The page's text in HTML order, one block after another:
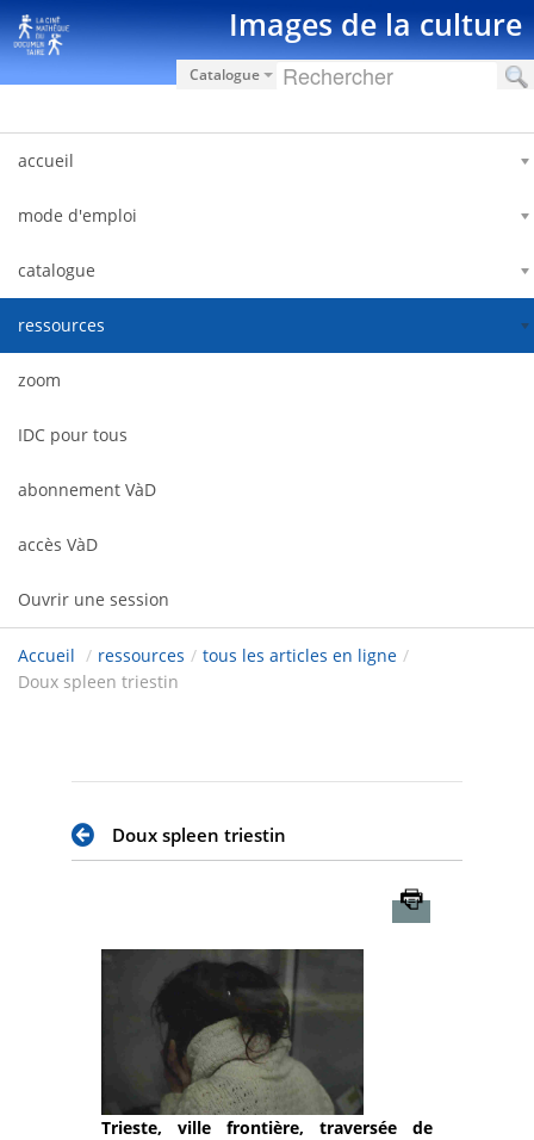
Saut au contenu Images de la culture
Catalogue
accueil
mode d'emploi
catalogue
ressources
zoom
IDC pour tous
abonnement VàD
accès VàD
Ouvrir une session
Accueil / ressources / tous les articles en ligne /
Doux spleen triestin
Doux spleen triestin
Trieste, ville frontière, traversée de